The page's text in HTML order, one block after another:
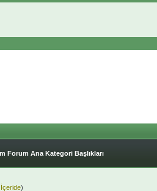
Forum Ana Kategori Başlıkları
)